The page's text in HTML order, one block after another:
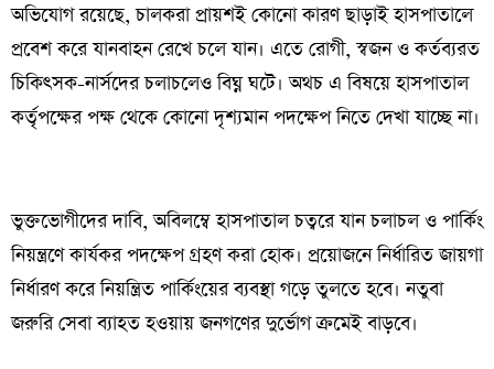
অভিযোগ রয়েছে, চালকরা প্রায়শই কোনো কারণ ছাড়াই হাসপাতালে
প্রবেশ করে যানবাহন রেখে চলে যান। এতে রোগী, স্বজন ও কর্তব্যরত
চিকিৎসক-নার্সদের চলাচলেও বিঘ্ন ঘটে। অথচ এ বিষয়ে হাসপাতাল
কর্তৃপক্ষের পক্ষ থেকে কোনো দৃশ্যমান পদক্ষেপ নিতে দেখা যাচ্ছে না।
ভুক্তভোগীদের দাবি, অবিলম্বে হাসপাতাল চত্বরে যান চলাচল ও পার্কিং
নিয়ন্ত্রণে কার্যকর পদক্ষেপ গ্রহণ করা হোক। প্রয়োজনে নির্ধারিত জায়গা
নির্ধারণ করে নিয়ন্ত্রিত পার্কিংয়ের ব্যবস্থা গড়ে তুলতে হবে। নতুবা
জরুরি সেবা ব্যাহত হওয়ায় জনগণের দুর্ভোগ ক্রমেই বাড়বে।